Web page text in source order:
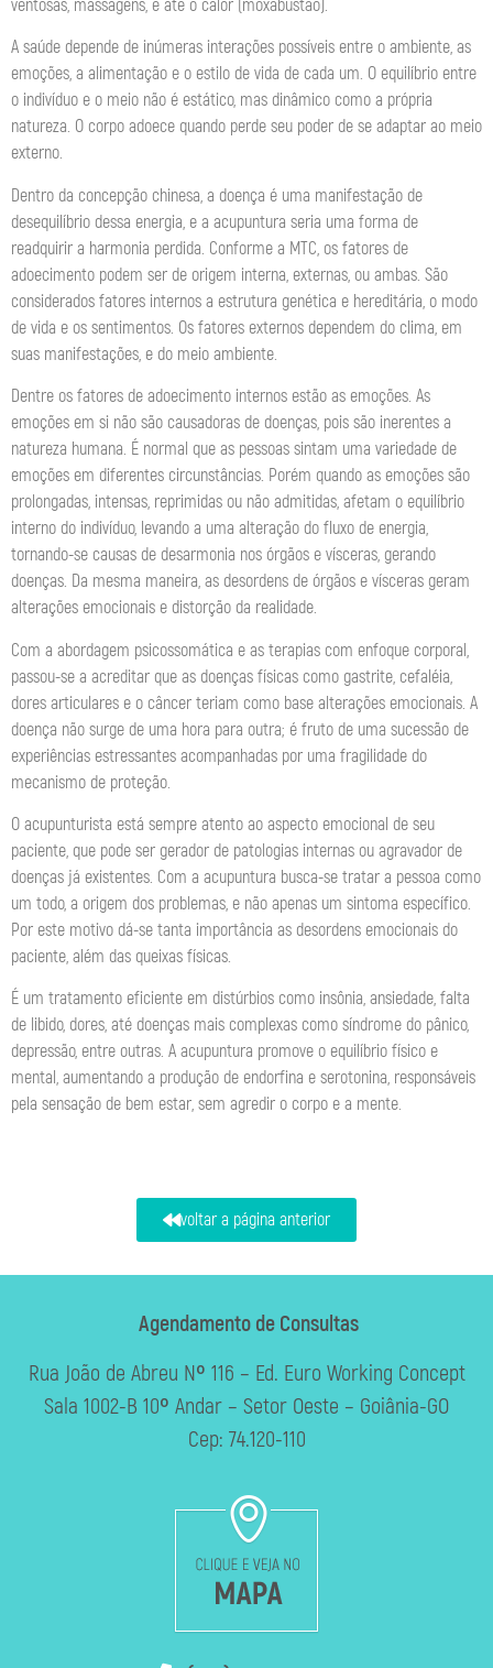
ventosas, massagens, e até o calor (moxabustão).
A saúde depende de inúmeras interações possíveis entre o ambiente, as
emoções, a alimentação e o estilo de vida de cada um. O equilíbrio entre
o indivíduo e o meio não é estático, mas dinâmico como a própria
natureza. O corpo adoece quando perde seu poder de se adaptar ao meio
externo.
Dentro da concepção chinesa, a doença é uma manifestação de
desequilíbrio dessa energia, e a acupuntura seria uma forma de
readquirir a harmonia perdida. Conforme a MTC, os fatores de
adoecimento podem ser de origem interna, externas, ou ambas. São
considerados fatores internos a estrutura genética e hereditária, o modo
de vida e os sentimentos. Os fatores externos dependem do clima, em
suas manifestações, e do meio ambiente.
Dentre os fatores de adoecimento internos estão as emoções. As
emoções em si não são causadoras de doenças, pois são inerentes a
natureza humana. É normal que as pessoas sintam uma variedade de
emoções em diferentes circunstâncias. Porém quando as emoções são
prolongadas, intensas, reprimidas ou não admitidas, afetam o equilíbrio
interno do indivíduo, levando a uma alteração do fluxo de energia,
tornando-se causas de desarmonia nos órgãos e vísceras, gerando
doenças. Da mesma maneira, as desordens de órgãos e vísceras geram
alterações emocionais e distorção da realidade.
Com a abordagem psicossomática e as terapias com enfoque corporal,
passou-se a acreditar que as doenças físicas como gastrite, cefaléia,
dores articulares e o câncer teriam como base alterações emocionais. A
doença não surge de uma hora para outra; é fruto de uma sucessão de
experiências estressantes acompanhadas por uma fragilidade do
mecanismo de proteção.
O acupunturista está sempre atento ao aspecto emocional de seu
paciente, que pode ser gerador de patologias internas ou agravador de
doenças já existentes. Com a acupuntura busca-se tratar a pessoa como
um todo, a origem dos problemas, e não apenas um sintoma específico.
Por este motivo dá-se tanta importância as desordens emocionais do
paciente, além das queixas físicas.
É um tratamento eficiente em distúrbios como insônia, ansiedade, falta
de libido, dores, até doenças mais complexas como síndrome do pânico,
depressão, entre outras. A acupuntura promove o equilíbrio físico e
mental, aumentando a produção de endorfina e serotonina, responsáveis
pela sensação de bem estar, sem agredir o corpo e a mente.
voltar a página anterior
Agendamento de Consultas
Rua João de Abreu Nº 116 – Ed. Euro Working Concept
Sala 1002-B 10º Andar – Setor Oeste – Goiânia-GO
Cep: 74.120-110